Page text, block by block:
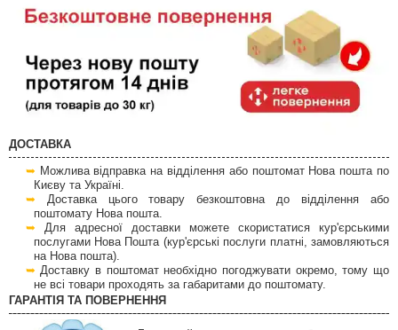
ДОСТАВКА
Можлива відправка на відділення або поштомат Нова пошта по
Києву та Україні.
Доставка цього товару безкоштовна до відділення або
поштомату Нова пошта.
Для адресної доставки можете скористатися кур'єрськими
послугами Нова Пошта (кур'єрські послуги платні, замовляються
на Нова пошта).
Доставку в поштомат необхідно погоджувати окремо, тому що
не всі товари проходять за габаритами до поштомату.
ГАРАНТІЯ ТА ПОВЕРНЕННЯ